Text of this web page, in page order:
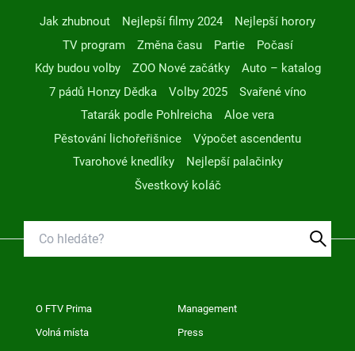
Jak zhubnout Nejlepší filmy 2024
Nejlepší horory
TV program
Změna času Partie
Počasí
Kdy budou volby
ZOO Nové začátky
Auto – katalog
7 pádů Honzy Dědka
Volby 2025
Svařené víno
Tatarák podle Pohlreicha
Aloe vera
Pěstování lichořeřišnice
Výpočet ascendentu
Tvarohové knedlíky
Nejlepší palačinky
Švestkový koláč
O FTV Prima Management
Volná místa Press